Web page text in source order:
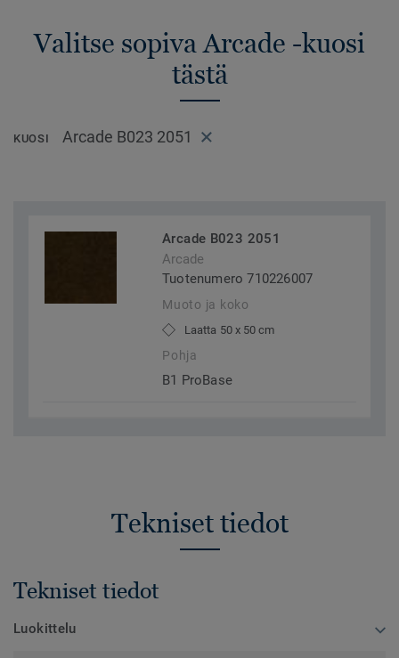
Valitse sopiva Arcade -kuosi
tästä
KUOSI Arcade B023 2051
Arcade B023 2051
Arcade
Tuotenumero 710226007
Muoto ja koko
Laatta 50 x 50 cm
Pohja
B1 ProBase
Tekniset tiedot
Tekniset tiedot
Luokittelu